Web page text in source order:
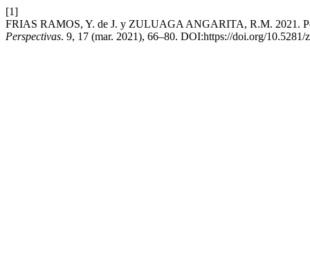
[1]
FRIAS RAMOS, Y. de J. y ZULUAGA ANGARITA, R.M. 2021.
Perspectivas. 9, 17 (mar. 2021), 66–80. DOI:https://doi.org/10.5281/